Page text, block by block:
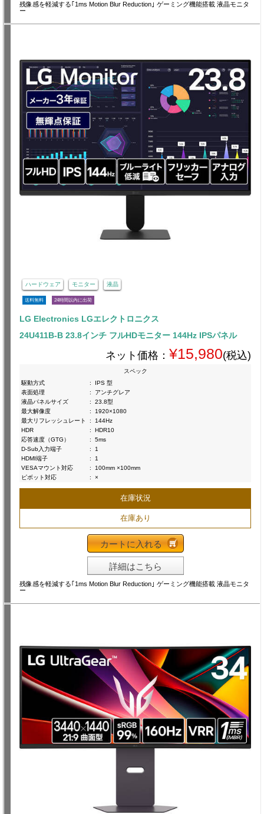
残像感を軽減する｢1ms Motion Blur Reduction｣ ゲーミング機能搭載 液晶モニタ
ー
ハードウェア モニター 液晶
送料無料 24時間以内に出荷
LG Electronics LGエレクトロニクス
24U411B-B 23.8インチ フルHDモニター 144Hz IPSパネル
ネット価格： ¥15,980(税込)
スペック
駆動方式
:
IPS 型
表面処理
:
アンチグレア
液晶パネルサイズ
:
23.8型
最大解像度
:
1920×1080
最大リフレッシュレート
:
144Hz
HDR
:
HDR10
応答速度（GTG）
:
5ms
D-Sub入力端子
:
1
HDMI端子
:
1
VESAマウント対応
:
100mm ×100mm
ピボット対応
: ×
在庫状況
在庫あり
カートに入れる
詳細はこちら
残像感を軽減する｢1ms Motion Blur Reduction｣ ゲーミング機能搭載 液晶モニタ
ー